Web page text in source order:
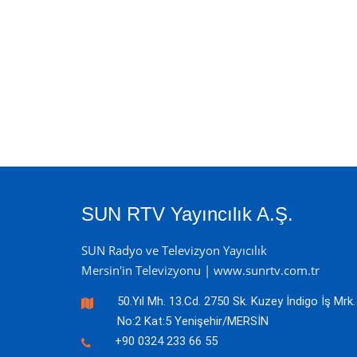
SUN RTV Yayıncılık A.Ş.
SUN Radyo ve Televizyon Yayıcılık
Mersin'in Televizyonu | www.sunrtv.com.tr
50.Yıl Mh. 13.Cd. 2750 Sk. Kuzey İndigo İş Mrk.
No:2 Kat:5 Yenişehir/MERSİN
+90 0324 233 66 55